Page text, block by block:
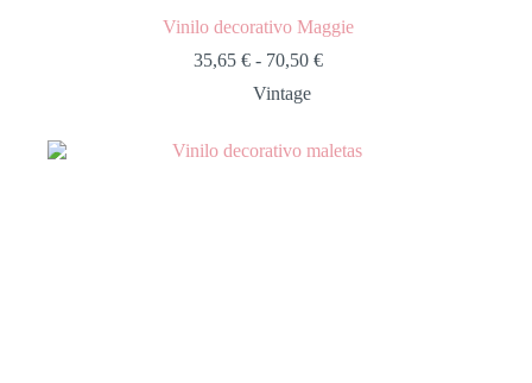
Vinilo decorativo Maggie
35,65 € - 70,50 €
Vintage